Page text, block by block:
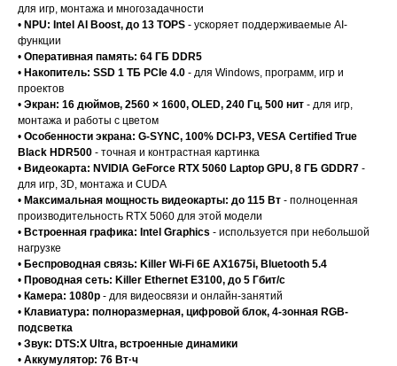
для игр, монтажа и многозадачности
• NPU: Intel AI Boost, до 13 TOPS - ускоряет поддерживаемые AI-
функции
• Оперативная память: 64 ГБ DDR5
• Накопитель: SSD 1 ТБ PCIe 4.0 - для Windows, программ, игр и
проектов
• Экран: 16 дюймов, 2560 × 1600, OLED, 240 Гц, 500 нит - для игр,
монтажа и работы с цветом
• Особенности экрана: G-SYNC, 100% DCI-P3, VESA Certified True
Black HDR500 - точная и контрастная картинка
• Видеокарта: NVIDIA GeForce RTX 5060 Laptop GPU, 8 ГБ GDDR7 -
для игр, 3D, монтажа и CUDA
• Максимальная мощность видеокарты: до 115 Вт - полноценная
производительность RTX 5060 для этой модели
• Встроенная графика: Intel Graphics - используется при небольшой
нагрузке
• Беспроводная связь: Killer Wi-Fi 6E AX1675i, Bluetooth 5.4
• Проводная сеть: Killer Ethernet E3100, до 5 Гбит/с
• Камера: 1080p - для видеосвязи и онлайн-занятий
• Клавиатура: полноразмерная, цифровой блок, 4-зонная RGB-
подсветка
• Звук: DTS:X Ultra, встроенные динамики
• Аккумулятор: 76 Вт·ч